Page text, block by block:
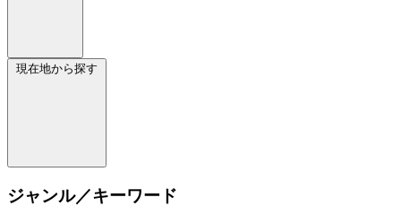
現在地から探す
ジャンル／キーワード